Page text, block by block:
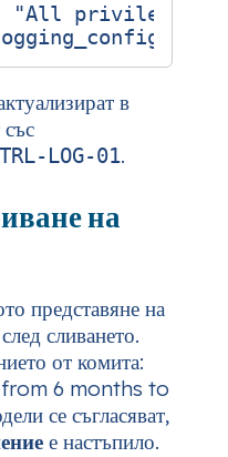
"All privileged
в
LOG-01.
на
представяне на
сливането.
от комита:
6 months to
се съгласяват,
е настъпило.